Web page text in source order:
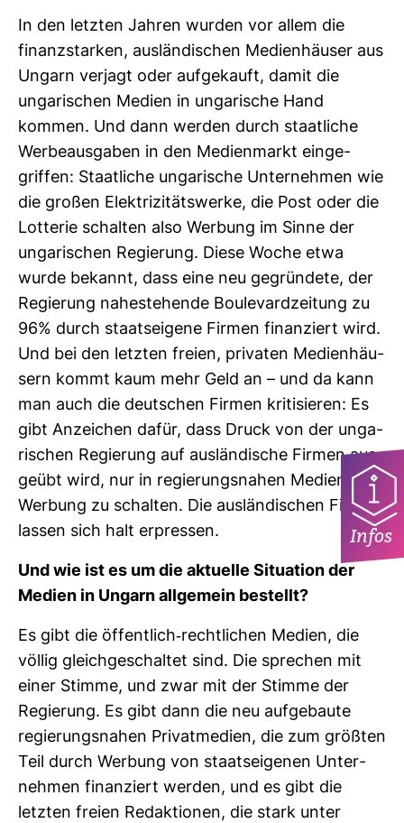
In den letzten Jahren wurden vor allem die
finanz­starken, aus­län­di­schen Medi­en­häuser aus
Ungarn ver­jagt oder auf­ge­kauft, damit die
unga­ri­schen Medien in unga­ri­sche Hand
kommen. Und dann werden durch staat­liche
Wer­be­aus­gaben in den Medi­en­markt ein­ge­
griffen: Staat­liche unga­ri­sche Unter­nehmen wie
die großen Elek­tri­zi­täts­werke, die Post oder die
Lot­terie schalten also Wer­bung im Sinne der
unga­ri­schen Regie­rung. Diese Woche etwa
wurde bekannt, dass eine neu gegrün­dete, der
Regie­rung nahe­ste­hende Bou­le­vard­zei­tung zu
96% durch staats­ei­gene Firmen finan­ziert wird.
Und bei den letzten freien, pri­vaten Medi­en­häu­
sern kommt kaum mehr Geld an – und da kann
man auch die deut­schen Firmen kri­ti­sieren: Es
gibt Anzei­chen dafür, dass Druck von der unga­
ri­schen Regie­rung auf aus­län­di­sche Firmen aus­
geübt wird, nur in regie­rungs­nahen Medien
Wer­bung zu schalten. Die aus­län­di­schen Firmen
lassen sich halt erpressen.
Und wie ist es um die aktu­elle Situa­tion der
Medien in Ungarn all­ge­mein bestellt?
Es gibt die öffent­lich-​recht­li­chen Medien, die
völlig gleich­ge­schaltet sind. Die spre­chen mit
einer Stimme, und zwar mit der Stimme der
Regie­rung. Es gibt dann die neu auf­ge­baute
regie­rungs­nahen Pri­vat­me­dien, die zum größten
Teil durch Wer­bung von staats­ei­genen Unter­
nehmen finan­ziert werden, und es gibt die
letzten freien Redak­tionen, die stark unter
Infos